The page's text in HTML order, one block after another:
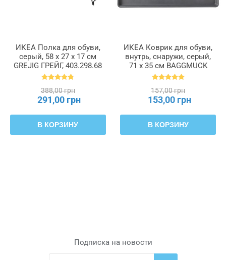
ИКЕА Полка для обуви,
серый, 58 x 27 x 17 см
GREJIG ГРЕЙГ, 403.298.68
388,00 грн
291,00 грн
В КОРЗИНУ
ИКЕА Коврик для обуви,
внутрь, снаружи, серый,
71 x 35 см BAGGMUCK
БАГГМУКК, 603.297.11
157,00 грн
153,00 грн
В КОРЗИНУ
Подписка на новости